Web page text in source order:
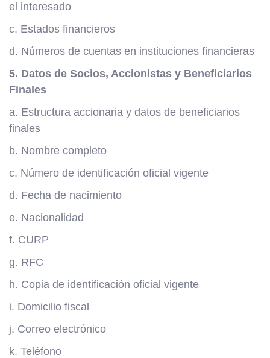
el interesado
c. Estados financieros
d. Números de cuentas en instituciones financieras
5. Datos de Socios, Accionistas y Beneficiarios
Finales
a. Estructura accionaria y datos de beneficiarios
finales
b. Nombre completo
c. Número de identificación oficial vigente
d. Fecha de nacimiento
e. Nacionalidad
f. CURP
g. RFC
h. Copia de identificación oficial vigente
i. Domicilio fiscal
j. Correo electrónico
k. Teléfono